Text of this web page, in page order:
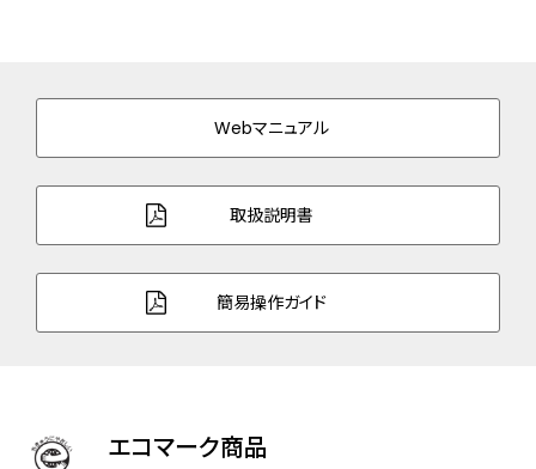
三ツ折れプッシュタイプ
バンド幅 14.0mm
バンド調整可能サイ
140～184mm
サファイアガラス
機能
充電残量表示機能
Webマニュアル
取扱説明書
簡易操作ガイド
エコマーク商品